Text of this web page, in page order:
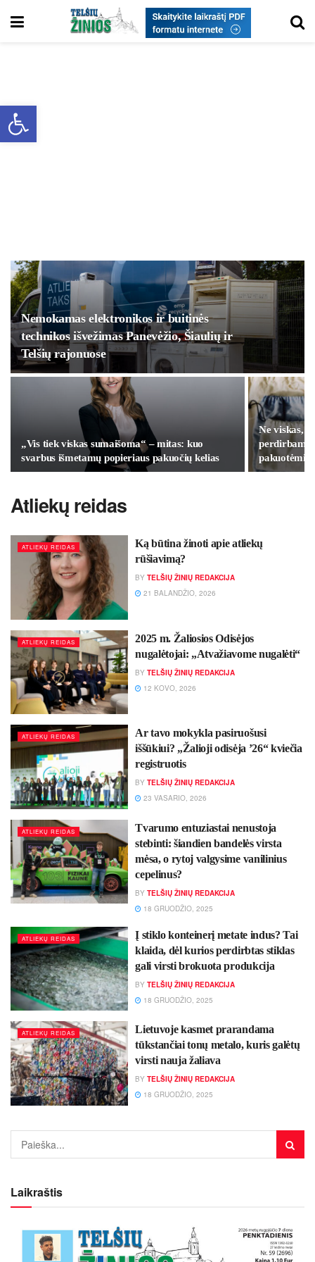
Open toolbar
Nemokamas elektronikos ir buitinės
technikos išvežimas Panevėžio, Šiaulių ir
Telšių rajonuose
„Vis tiek viskas sumaišoma“ – mitas: kuo
svarbus išmetamų popieriaus pakuočių kelias
Ne viskas,
pakuotėmis?
Atliekų reidas
ATLIEKŲ REIDAS
Ką būtina žinoti apie atliekų
rūšiavimą?
BY TELŠIŲ ŽINIŲ REDAKCIJA
21 BALANDŽIO, 2026
ATLIEKŲ REIDAS
2025 m. Žaliosios Odisėjos
nugalėtojai: „Atvažiavome nugalėti“
BY TELŠIŲ ŽINIŲ REDAKCIJA
12 KOVO, 2026
ATLIEKŲ REIDAS
Ar tavo mokykla pasiruošusi
iššūkiui? „Žalioji odisėja ’26“ kviečia
registruotis
BY TELŠIŲ ŽINIŲ REDAKCIJA
23 VASARIO, 2026
ATLIEKŲ REIDAS
Tvarumo entuziastai nenustoja
stebinti: šiandien bandelės virsta
mėsa, o rytoj valgysime vanilinius
cepelinus?
BY TELŠIŲ ŽINIŲ REDAKCIJA
18 GRUODŽIO, 2025
ATLIEKŲ REIDAS
Į stiklo konteinerį metate indus? Tai
klaida, dėl kurios perdirbtas stiklas
gali virsti brokuota produkcija
BY TELŠIŲ ŽINIŲ REDAKCIJA
18 GRUODŽIO, 2025
ATLIEKŲ REIDAS
Lietuvoje kasmet prarandama
tūkstančiai tonų metalo, kuris galėtų
virsti nauja žaliava
BY TELŠIŲ ŽINIŲ REDAKCIJA
18 GRUODŽIO, 2025
Laikraštis